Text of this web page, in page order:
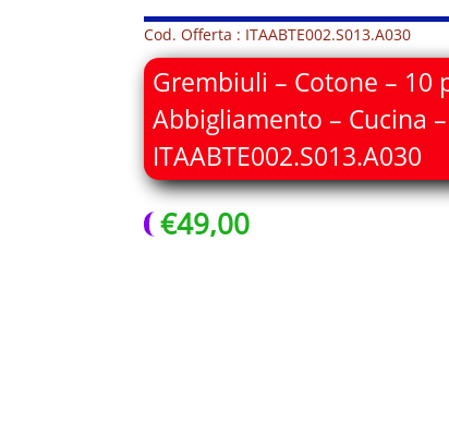
Cod. Offerta : ITAABTE002.S013.A030
Grembiuli – Cotone – 10
Abbigliamento – Cucina
ITAABTE002.S013.A030
€49,00